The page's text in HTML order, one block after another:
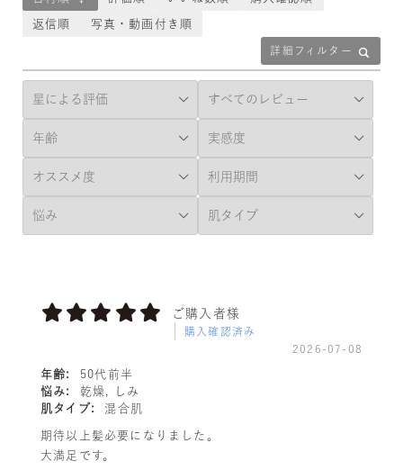
詳細フィルター
返信順 写真・動画付き順
ご購入者様
購入確認済み
2026-07-08
年齢:
50代前半
悩み:
乾燥, しみ
肌タイプ:
混合肌
期待以上髪必要になりました。
大満足です。